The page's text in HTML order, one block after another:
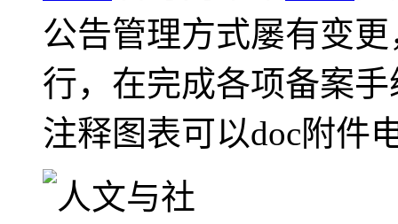
公告管理方式屡有变
行，在完成各项备案
注释图表可以doc附件